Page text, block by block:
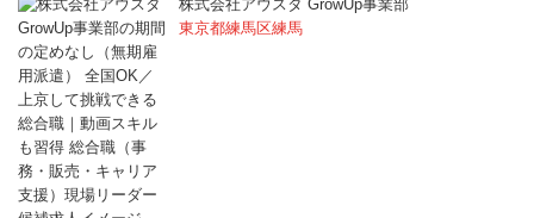
株式会社アウスタ GrowUp事業部
東京都練馬区練馬